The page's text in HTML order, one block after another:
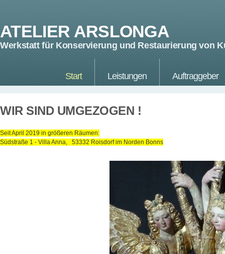
ATELIER ARSLONGA
Werkstatt für Konservierung und Restaurierung von
Start Leistungen Auftraggeber
WIR SIND UMGEZOGEN !
Seit April 2019 in größeren Räumen:
Südstraße 1 - Villa Anna, 53332 Roisdorf im Norden Bonns